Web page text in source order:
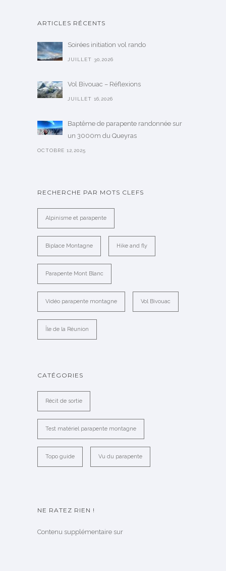
ARTICLES RÉCENTS
Soirées initiation vol rando
JUILLET 30,2026
Vol Bivouac – Réflexions
JUILLET 16,2026
Baptême de parapente randonnée sur
un 3000m du Queyras
OCTOBRE 12,2025
RECHERCHE PAR MOTS CLEFS
Alpinisme et parapente
Biplace Montagne Hike and fly
Parapente Mont Blanc
Vidéo parapente montagne Vol Bivouac
Île de la Réunion
CATÉGORIES
Récit de sortie
Test matériel parapente montagne
Topo guide Vu du parapente
NE RATEZ RIEN !
Contenu supplémentaire sur